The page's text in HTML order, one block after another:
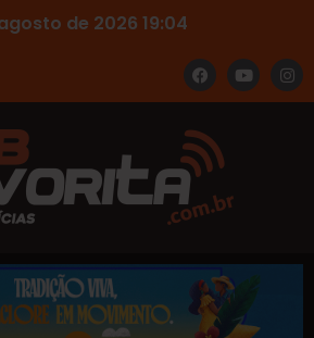
de 2026 19:04